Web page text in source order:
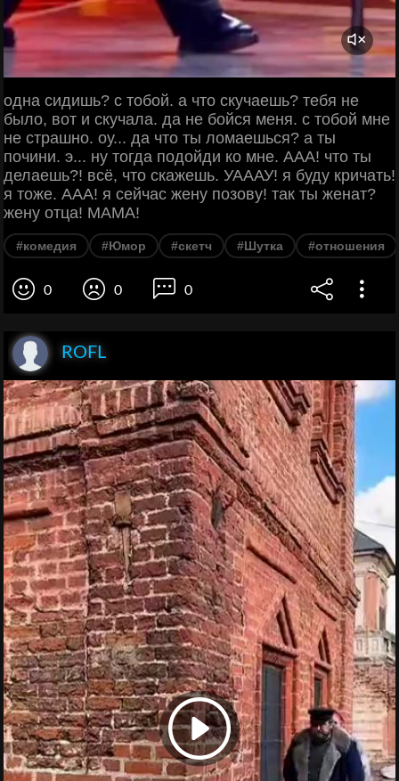
одна сидишь? с тобой. а что скучаешь? тебя не
было, вот и скучала. да не бойся меня. с тобой мне
не страшно. оу... да что ты ломаешься? а ты
почини. э... ну тогда подойди ко мне. ААА! что ты
делаешь?! всё, что скажешь. УАААУ! я буду кричать!
я тоже. ААА! я сейчас жену позову! так ты женат?
жену отца! МАМА!
#комедия #Юмор #скетч #Шутка #отношения
0 0 0
ROFL